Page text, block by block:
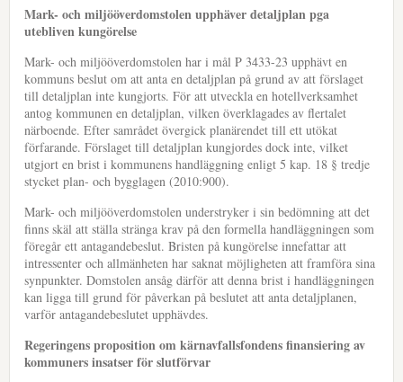
Mark- och miljööverdomstolen upphäver detaljplan pga
utebliven kungörelse
Mark- och miljööverdomstolen har i mål P 3433-23 upphävt en
kommuns beslut om att anta en detaljplan på grund av att förslaget
till detaljplan inte kungjorts. För att utveckla en hotellverksamhet
antog kommunen en detaljplan, vilken överklagades av flertalet
närboende. Efter samrådet övergick planärendet till ett utökat
förfarande. Förslaget till detaljplan kungjordes dock inte, vilket
utgjort en brist i kommunens handläggning enligt 5 kap. 18 § tredje
stycket plan- och bygglagen (2010:900).
Mark- och miljööverdomstolen understryker i sin bedömning att det
finns skäl att ställa stränga krav på den formella handläggningen som
föregår ett antagandebeslut. Bristen på kungörelse innefattar att
intressenter och allmänheten har saknat möjligheten att framföra sina
synpunkter. Domstolen ansåg därför att denna brist i handläggningen
kan ligga till grund för påverkan på beslutet att anta detaljplanen,
varför antagandebeslutet upphävdes.
Regeringens proposition om kärnavfallsfondens finansiering av
kommuners insatser för slutförvar